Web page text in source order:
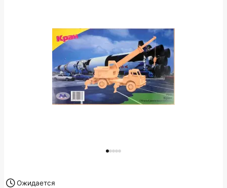
Ожидается